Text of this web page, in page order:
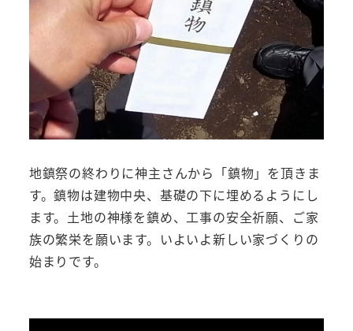
地鎮祭の終わりに神主さんから「鎮物」を頂きま
す。鎮物は建物中央、基礎の下に埋めるようにし
ます。土地の神様を鎮め、工事の安全祈願、ご家
族の繁栄を願います。いよいよ新しい家づくりの
始まりです。